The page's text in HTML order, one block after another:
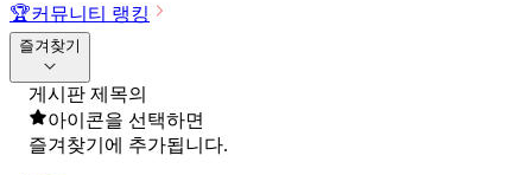
🏆커뮤니티 랭킹
즐겨찾기
게시판 제목의
아이콘을 선택하면
즐겨찾기에 추가됩니다.